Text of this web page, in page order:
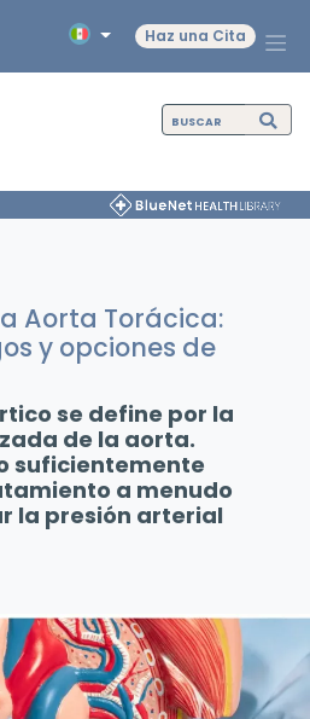
Haz una Cita
Aorta Torácica:
y opciones de
se define por la
de la aorta.
suficientemente
a menudo
la presión arterial